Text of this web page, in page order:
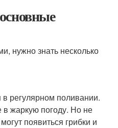
нужно знать несколько
регулярном поливании.
жаркую погоду. Но не
появиться грибки и